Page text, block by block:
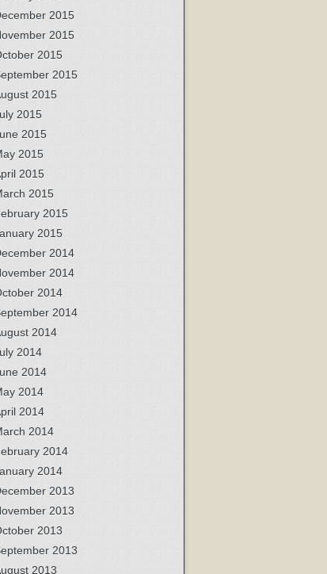
2015
2015
2015
2015
2015
2015
2015
2015
2015
2015
2015
2015
2014
2014
2014
2014
2014
2014
2014
2014
2014
2014
2014
2014
2013
2013
2013
2013
2013